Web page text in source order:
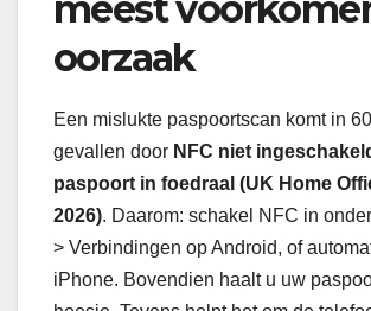
oorzaak
Een mislukte paspoortscan komt in
gevallen door NFC niet
paspoort in foedraal (UK Home
2026). Daarom: schakel NFC in
> Verbindingen op Android, of
iPhone. Bovendien haalt u uw